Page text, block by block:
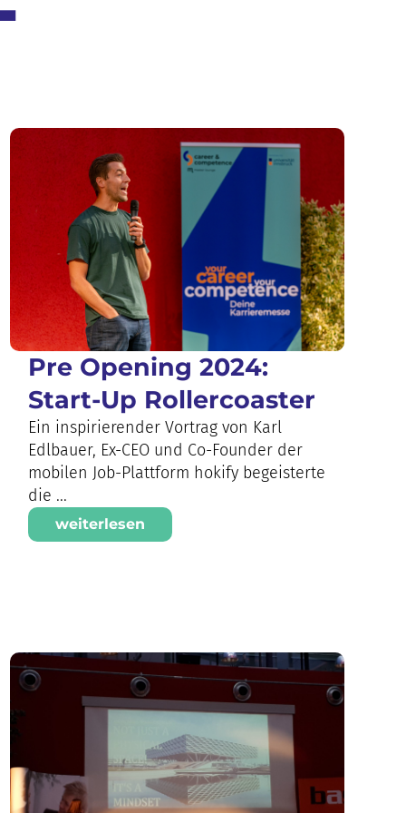
Pre Opening 2024:
Start-Up Rollercoaster
Ein inspirierender Vortrag von Karl
Edlbauer, Ex-CEO und Co-Founder der
mobilen Job-Plattform hokify begeisterte
die ...
weiterlesen